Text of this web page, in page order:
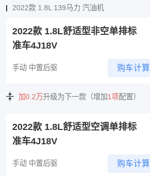
2022款 1.8L 139马力 汽油机
2022款 1.8L舒适型非空单排标
准车4J18V
手动 中置后驱 购车计算
加0.2万升级为下一款（增加1项配置）
2022款 1.8L舒适型空调单排标
准车4J18V
手动 中置后驱 购车计算